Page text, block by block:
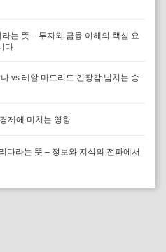
는 뜻 – 투자와 금융 이해의 핵심 요
다
vs 레알 마드리드 긴장감 넘치는 승
제에 미치는 영향
다라는 뜻 – 정보와 지식의 전파에서